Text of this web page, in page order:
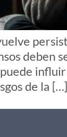
deben
de la […]